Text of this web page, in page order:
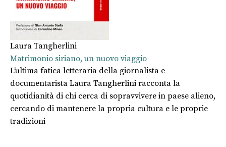
Laura Tangherlini
Matrimonio siriano, un nuovo viaggio
L’ultima fatica letteraria della giornalista e
documentarista Laura Tangherlini racconta la
quotidianità di chi cerca di sopravvivere in paese alieno,
cercando di mantenere la propria cultura e le proprie
tradizioni